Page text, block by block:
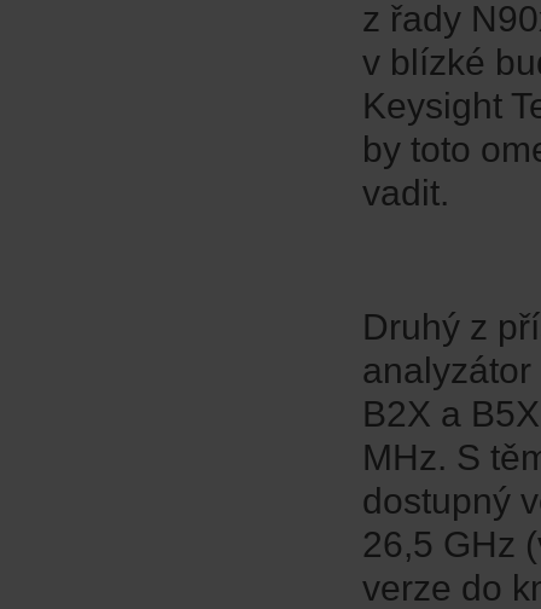
z řady
v blízké
Keysight
by toto
vadit.
Druhý z
B2X a
MHz. S
dostupný
26,5 GHz
verze do